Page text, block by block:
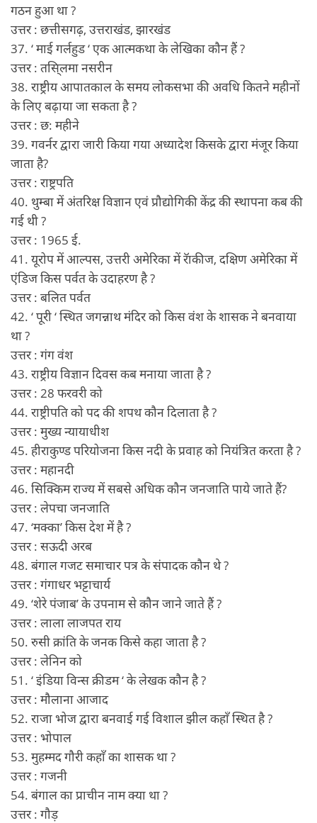
गठन हुआ था ?
उत्तर : छत्तीसगढ़, उत्तराखंड, झारखंड
37. ‘ माई गर्लहुड ‘ एक आत्मकथा के लेखिका कौन हैं ?
उत्तर : तसि्लमा नसरीन
38. राष्ट्रीय आपातकाल के समय लोकसभा की अवधि कितने महीनों
के लिए बढ़ाया जा सकता है ?
उत्तर : छ: महीने
39. गवर्नर द्वारा जारी किया गया अध्यादेश किसके द्वारा मंजूर किया
जाता है?
उत्तर : राष्ट्रपति
40. थुम्बा में अंतरिक्ष विज्ञान एवं प्रौद्योगिकी केंद्र की स्थापना कब की
गई थी ?
उत्तर : 1965 ई.
41. यूरोप में आल्पस, उत्तरी अमेरिका में रॅाकीज, दक्षिण अमेरिका में
एंडिज किस पर्वत के उदाहरण है ?
उत्तर : बलित पर्वत
42. ‘ पूरी ‘ स्थित जगन्नाथ मंदिर को किस वंश के शासक ने बनवाया
था ?
उत्तर : गंग वंश
43. राष्ट्रीय विज्ञान दिवस कब मनाया जाता है ?
उत्तर : 28 फरवरी को
44. राष्ट्रीपति को पद की शपथ कौन दिलाता है ?
उत्तर : मुख्य न्यायाधीश
45. हीराकुण्ड परियोजना किस नदी के प्रवाह को नियंत्रित करता है ?
उत्तर : महानदी
46. सिक्किम राज्य में सबसे अधिक कौन जनजाति पाये जाते हैं?
उत्तर : लेपचा जनजाति
47. ‘मक्का’ किस देश में है ?
उत्तर : सऊदी अरब
48. बंगाल गजट समाचार पत्र के संपादक कौन थे ?
उत्तर : गंगाधर भट्टाचार्य
49. ‘शेरे पंजाब’ के उपनाम से कौन जाने जाते हैं ?
उत्तर : लाला लाजपत राय
50. रुसी क्रांति के जनक किसे कहा जाता है ?
उत्तर : लेनिन को
51. ‘ इंडिया विन्स क्रीडम ‘ के लेखक कौन है ?
उत्तर : मौलाना आजाद
52. राजा भोज द्वारा बनवाई गई विशाल झील कहाँ स्थित है ?
उत्तर : भोपाल
53. मुहम्मद गौरी कहाँ का शासक था ?
उत्तर : गजनी
54. बंगाल का प्राचीन नाम क्या था ?
उत्तर : गौड़